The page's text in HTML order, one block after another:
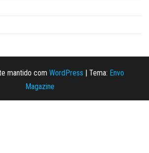
mantido com WordPress | Tema: Envo
Magazine